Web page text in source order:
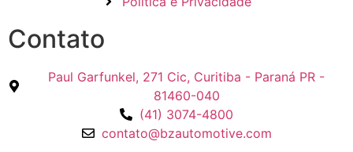
Contato
Paul Garfunkel, 271 Cic, Curitiba - Paraná PR -
81460-040
(41) 3074-4800
contato@bzautomotive.com